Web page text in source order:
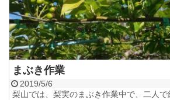
まぶき作業
2019/5/6
梨山では、梨実のまぶき作業中で、二人で